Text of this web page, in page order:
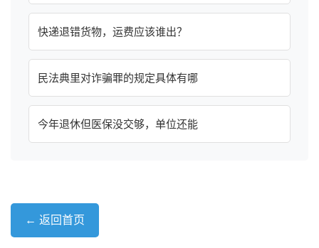
快递退错货物，运费应该谁出？
民法典里对诈骗罪的规定具体有哪
今年退休但医保没交够，单位还能
← 返回首页